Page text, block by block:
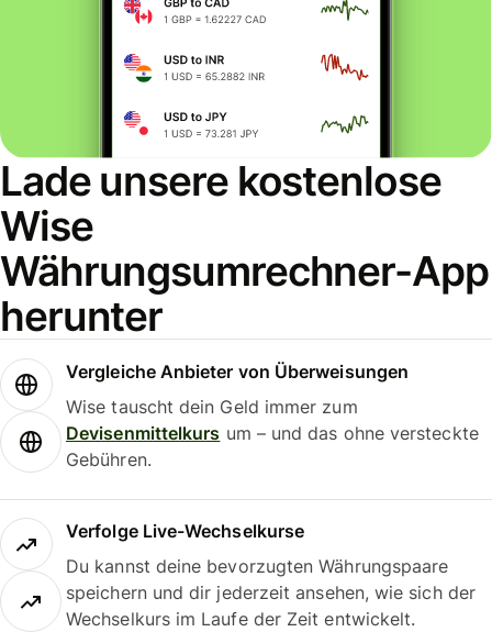
Lade unsere kostenlose
Wise
Währungsumrechner-App
herunter
Vergleiche Anbieter von Überweisungen
Wise tauscht dein Geld immer zum
Devisenmittelkurs um – und das ohne versteckte
Gebühren.
Verfolge Live-Wechselkurse
Du kannst deine bevorzugten Währungspaare
speichern und dir jederzeit ansehen, wie sich der
Wechselkurs im Laufe der Zeit entwickelt.